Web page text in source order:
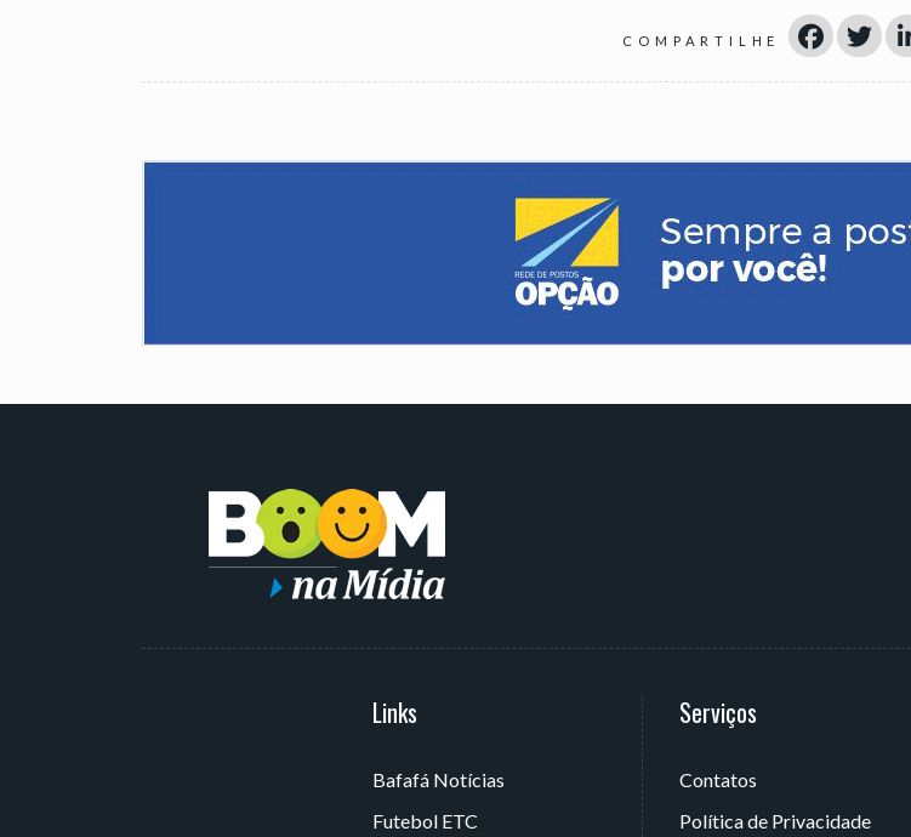
COMPARTILHE
Links
Bafafá Notícias
Futebol ETC
Serviços
Contatos
Política de Privacidade
Serviços
Av. Rui Barbosa, 405 - Torre, João Pessoa - PB, Brasil